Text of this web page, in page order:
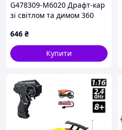
G478309-M6020 Драфт-кар
зі світлом та димом 360
646 ₴
Купити